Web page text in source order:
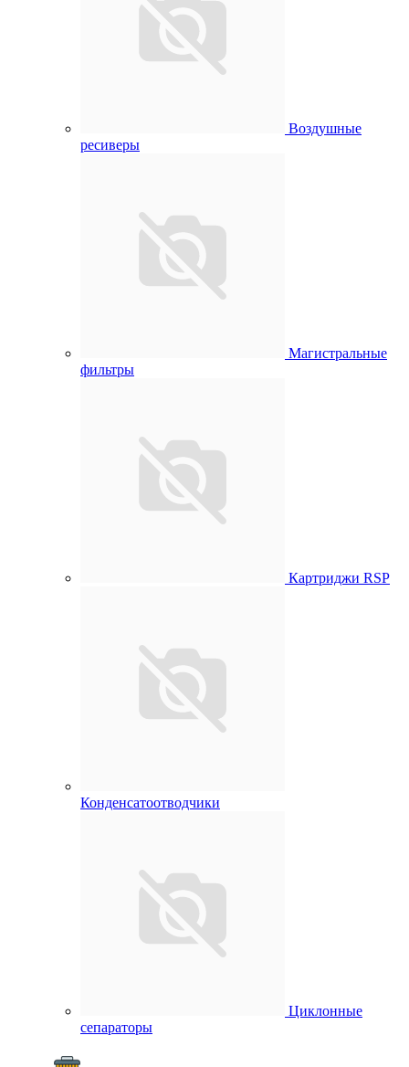
Воздушные
ресиверы
Магистральные
фильтры
Картриджи RSP
Конденсатоотводчики
Циклонные
сепараторы